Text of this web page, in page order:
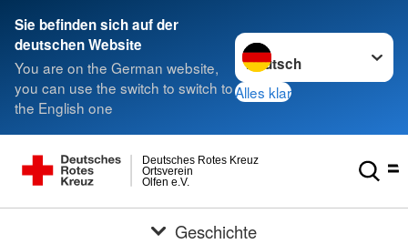
Sie befinden sich auf der
deutschen Website
You are on the German website,
you can use the switch to switch to
the English one
Sprache wechseln zu
Alles klar
Olfen e.V.
Ortsverein
Deutsches Rotes Kreuz
Geschichte